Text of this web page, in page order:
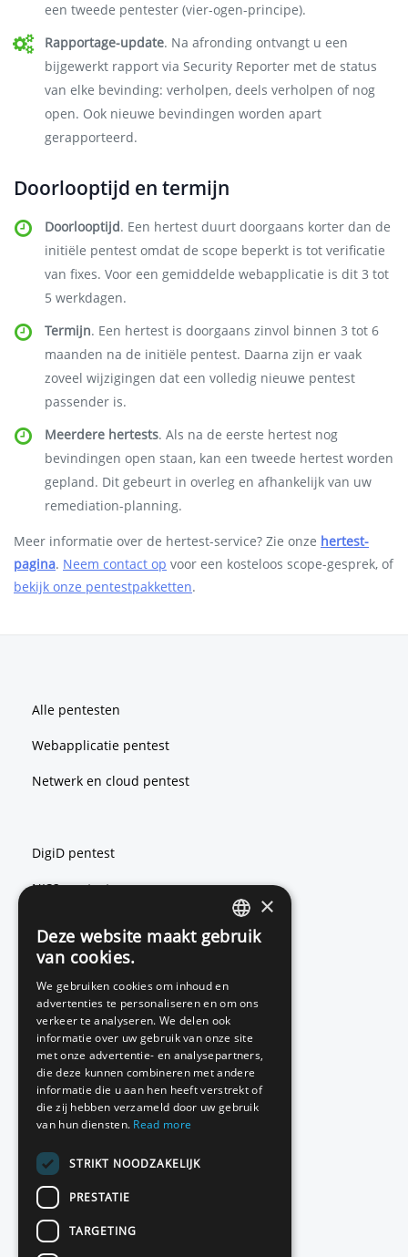
een tweede pentester (vier-ogen-principe).
Rapportage-update. Na afronding ontvangt u een
bijgewerkt rapport via Security Reporter met de status
van elke bevinding: verholpen, deels verholpen of nog
open. Ook nieuwe bevindingen worden apart
gerapporteerd.
Doorlooptijd en termijn
Doorlooptijd. Een hertest duurt doorgaans korter dan de
initiële pentest omdat de scope beperkt is tot verificatie
van fixes. Voor een gemiddelde webapplicatie is dit 3 tot
5 werkdagen.
Termijn. Een hertest is doorgaans zinvol binnen 3 tot 6
maanden na de initiële pentest. Daarna zijn er vaak
zoveel wijzigingen dat een volledig nieuwe pentest
passender is.
Meerdere hertests. Als na de eerste hertest nog
bevindingen open staan, kan een tweede hertest worden
gepland. Dit gebeurt in overleg en afhankelijk van uw
remediation-planning.
Meer informatie over de hertest-service? Zie onze hertest-
pagina. Neem contact op voor een kosteloos scope-gesprek, of
bekijk onze pentestpakketten.
Alle pentesten
Webapplicatie pentest
Netwerk en cloud pentest
DigiD pentest
NIS2 pentest
Red teaming
Basic Scan
Source code review
Pakketten en prijzen
Klantreferenties
ENGLISH
×
Deze website maakt gebruik
van cookies.
We gebruiken cookies om inhoud en
advertenties te personaliseren en om ons
verkeer te analyseren. We delen ook
informatie over uw gebruik van onze site
met onze advertentie- en analysepartners,
die deze kunnen combineren met andere
informatie die u aan hen heeft verstrekt of
die zij hebben verzameld door uw gebruik
van hun diensten. Read more
STRIKT NOODZAKELIJK
PRESTATIE
TARGETING